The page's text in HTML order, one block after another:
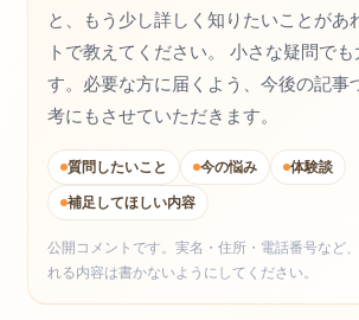
と、もう少し詳しく知りたいことがあ
トで教えてください。 小さな疑問で
す。必要な方に届くよう、今後の記事
考にもさせていただきます。
質問したいこと 今の悩み
体験談
補足してほしい内容
公開コメントです。実名・住所・電話番号など
れる内容は書かないようにしてください。